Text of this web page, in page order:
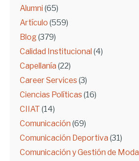
Alumni (65)
Artículo (559)
Blog(379)
Calidad Institucional (4)
Capellanía (22)
Career Services (3)
Ciencias Políticas (16)
CIIAT (14)
Comunicación (69)
Comunicación Deportiva (31)
Comunicación y Gestión de Moda